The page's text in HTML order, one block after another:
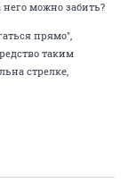
можно забить?
прямо",
таким
стрелке,